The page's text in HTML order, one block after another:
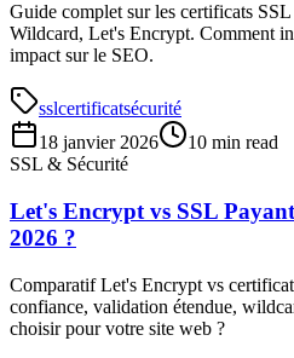
Guide complet sur les certificats
Wildcard, Let's Encrypt. Comment
impact sur le SEO.
sslcertificatsécurité
18 janvier 2026
10 min read
SSL & Sécurité
Let's Encrypt vs SSL
2026 ?
Comparatif Let's Encrypt vs
confiance, validation étendue,
choisir pour votre site web ?